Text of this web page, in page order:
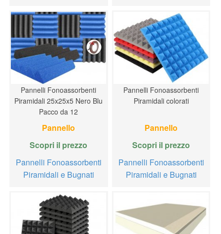
Pannelli Fonoassorbenti
Piramidali 25x25x5 Nero Blu
Pacco da 12
Pannello
Scopri il prezzo
Pannelli Fonoassorbenti
Piramidali e Bugnati
Pannelli Fonoassorbenti
Piramidali colorati
Pannello
Scopri il prezzo
Pannelli Fonoassorbenti
Piramidali e Bugnati